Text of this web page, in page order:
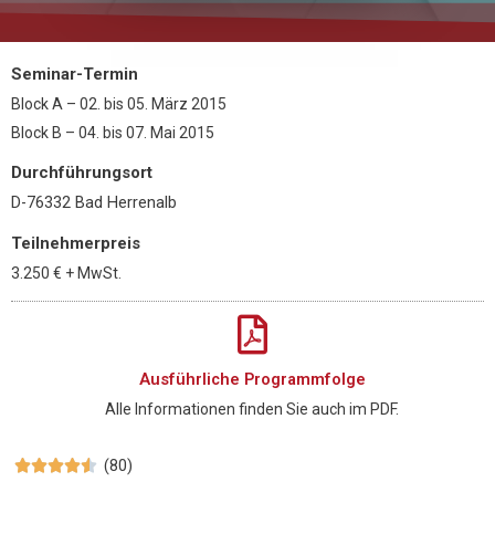
Seminar-Termin
Block A – 02. bis 05. März 2015
Block B – 04. bis 07. Mai 2015
Durchführungsort
D-76332 Bad Herrenalb
Teilnehmerpreis
3.250 € + MwSt.
Ausführliche Programmfolge
Alle Informationen finden Sie auch im PDF.
 (80)